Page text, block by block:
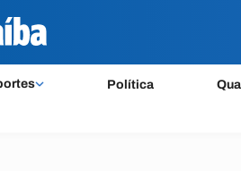
Política